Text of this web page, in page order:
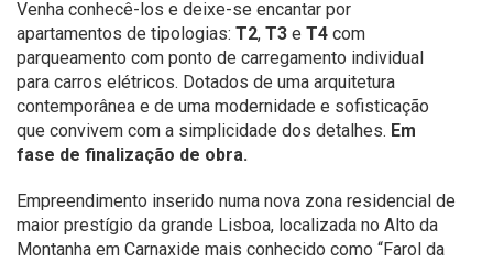
Venha conhecê-los e deixe-se encantar por
apartamentos de tipologias: T2, T3 e T4 com
parqueamento com ponto de carregamento individual
para carros elétricos. Dotados de uma arquitetura
contemporânea e de uma modernidade e sofisticação
que convivem com a simplicidade dos detalhes. Em
fase de finalização de obra.
Empreendimento inserido numa nova zona residencial de
maior prestígio da grande Lisboa, localizada no Alto da
Montanha em Carnaxide mais conhecido como “Farol da